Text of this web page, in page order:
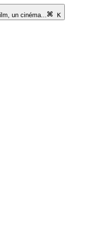
un cinéma...
K